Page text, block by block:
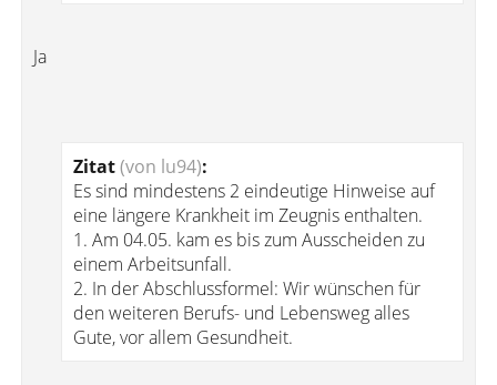
Ja
Zitat(von lu94):
Es sind mindestens 2 eindeutige Hinweise auf
eine längere Krankheit im Zeugnis enthalten.
1. Am 04.05. kam es bis zum Ausscheiden zu
einem Arbeitsunfall.
2. In der Abschlussformel: Wir wünschen für
den weiteren Berufs- und Lebensweg alles
Gute, vor allem Gesundheit.